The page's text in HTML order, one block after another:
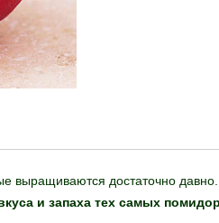
выращиваются достаточно
и запаха тех самых